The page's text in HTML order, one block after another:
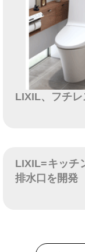
LIXIL、フチ
LIXIL=キッチ
排水口を開発